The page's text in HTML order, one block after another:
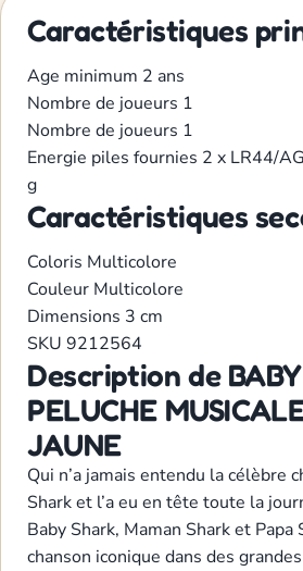
Caractéristiques
Age minimum 2 ans
Nombre de joueurs 1
Nombre de joueurs 1
Energie piles fournies 2 x LR44/
g
Caractéristiques
Coloris Multicolore
Couleur Multicolore
Dimensions 3 cm
SKU 9212564
Description de
PELUCHE
JAUNE
Qui n’a jamais entendu la célèbre
Shark et l’a eu en tête toute la
Baby Shark, Maman Shark et Papa
chanson iconique dans des